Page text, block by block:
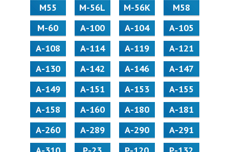
М55
M-56L M-56K
М58
M-60
А-100 А-104
А-105
А-108
А-114 А-119
А-121
А-130
А-142 А-146
А-147
А-149
А-151 А-153
А-155
А-158
А-160 А-180
А-181
А-260
А-289 А-290
А-291